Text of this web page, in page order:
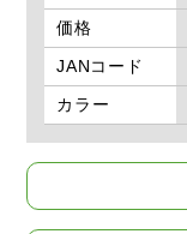
価格
JANコード
カラー